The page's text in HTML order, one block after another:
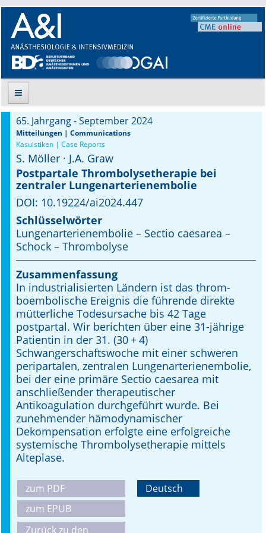
Suche
Aktuelle Ausgabe
Leitlinien
Supplements
Supplements OrphanAnesthesia
Online First
A&I English
Mediadaten
Autoren-Service
Bestell-Service
Stellenmarkt
Kongresskalender
65. Jahrgang - September 2024
Mitteilungen | Communications
Kasuistiken | Case Reports
S. Möller · J.A. Graw
Postpartale Thrombolysetherapie bei
zentraler Lungenarterienembolie
DOI: 10.19224/ai2024.447
Schlüsselwörter
Lungenarterienembolie – Sectio caesarea –
Schock – Thrombolyse
Zusammenfassung
In industrialisierten Ländern ist das throm­
boembolische Ereignis die führende direkte
mütterliche Todesursache bis 42 Tage
postpartal. Wir berichten über eine 31-jährige
Patientin in der 31. (30 + 4)
Schwangerschaftswoche mit einer schweren
peripartalen, zentralen Lungenarterienembolie,
bei der eine primäre Sectio caesarea mit
anschließender therapeutischer
Antikoagulation durchgeführt wurde. Bei
zunehmender hämodynamischer
Dekompensation erfolgte eine erfolgreiche
systemische Thrombolysetherapie mittels
Alteplase.
zum PDF
zum EPUB
Zurück zu den
Deutsch